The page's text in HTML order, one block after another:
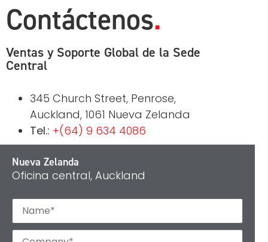
Contáctenos
Ventas y Soporte Global de la Sede
Central
345 Church Street, Penrose,
Auckland, 1061 Nueva Zelanda
Tel.: +(64) 9 634 4086
Nueva Zelanda
Oficina central, Auckland